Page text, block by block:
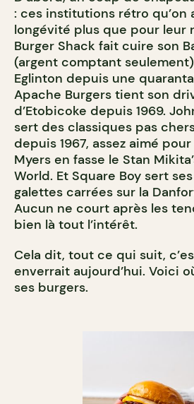
: ces institutions rétro qu’on
longévité plus que pour leur
Burger Shack fait cuire son
(argent comptant
Eglinton depuis une
Apache Burgers tient son
d’Etobicoke depuis 1969.
sert des classiques pas
depuis 1967, assez aimé
Myers en fasse le Stan
World. Et Square Boy sert
galettes carrées sur la
Aucun ne court après les
bien là tout l’intérêt.
Cela dit, tout ce qui suit,
enverrait aujourd’hui. Voici
ses burgers.